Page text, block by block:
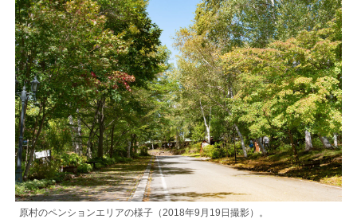
原村のペンションエリアの様子（2018年9月19日撮影）。